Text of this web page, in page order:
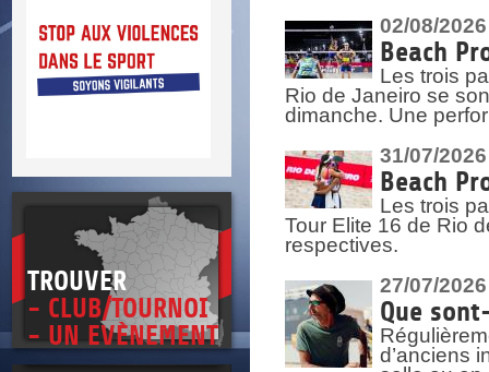
>
TROUVER
- CLUB/TOURNOI
- UN EVÈNEMENT
02/08/2026
Beach
Les trois
Rio de Janeiro se
dimanche. Une
31/07/2026
Beach
Les trois
Tour Elite 16 de Rio
respectives.
27/07/2026
Que
d’anciens